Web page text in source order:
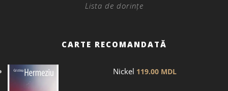
Lista de dorințe
CARTE RECOMANDATĂ
Nickel 119.00 MDL